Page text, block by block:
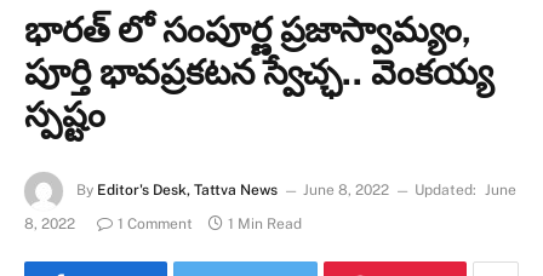
భారత్ లో సంపూర్ణ ప్రజాస్వామ్యం,
పూర్తి భావప్రకటన స్వేచ్ఛ.. వెంకయ్య
స్పష్టం
By Editor's Desk, Tattva News June 8, 2022 Updated: June
8, 2022
1 Comment 1 Min Read